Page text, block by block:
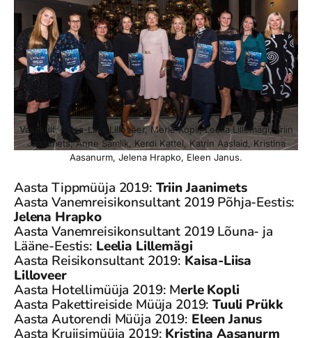
Vasakult: Kaisa-Liisa Lilloveer, Merle Kopli, Leelia Lillemägi, Triin
Jaanimets, Anne Samlik, Kerdi Kattel, Katrin Aaslaid, Kristina
Aasanurm, Jelena Hrapko, Eleen Janus.
Aasta Tippmüüja 2019: Triin Jaanimets
Aasta Vanemreisikonsultant 2019 Põhja-Eestis:
Jelena Hrapko
Aasta Vanemreisikonsultant 2019 Lõuna- ja
Lääne-Eestis: Leelia Lillemägi
Aasta Reisikonsultant 2019: Kaisa-Liisa
Lilloveer
Aasta Hotellimüüja 2019: Merle Kopli
Aasta Pakettireiside Müüja 2019:Tuuli Prükk
Aasta Autorendi Müüja 2019: Eleen Janus
Aasta Kruiisimüüja 2019: Kristina Aasanurm